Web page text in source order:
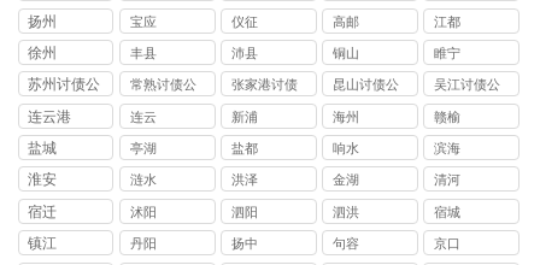
司
扬州 宝应 仪征 高邮 江都
徐州 丰县 沛县 铜山 睢宁
苏州讨债公
司
常熟讨债公
司
张家港讨债
公司
昆山讨债公
司
吴江讨债公
司
连云港 连云 新浦 海州 赣榆
盐城 亭湖 盐都 响水 滨海
淮安 涟水 洪泽 金湖 清河
宿迁 沭阳 泗阳 泗洪 宿城
镇江 丹阳 扬中 句容 京口